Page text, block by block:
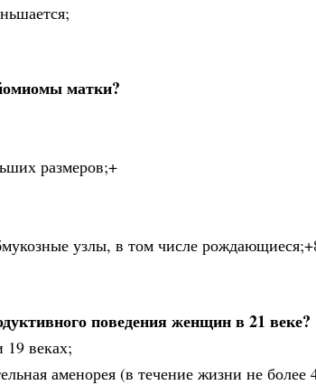
матки?
размеров;+
узлы, в том числе
поведения женщин в 21 веке?
19 веках;
аменорея (в течение жизни не более